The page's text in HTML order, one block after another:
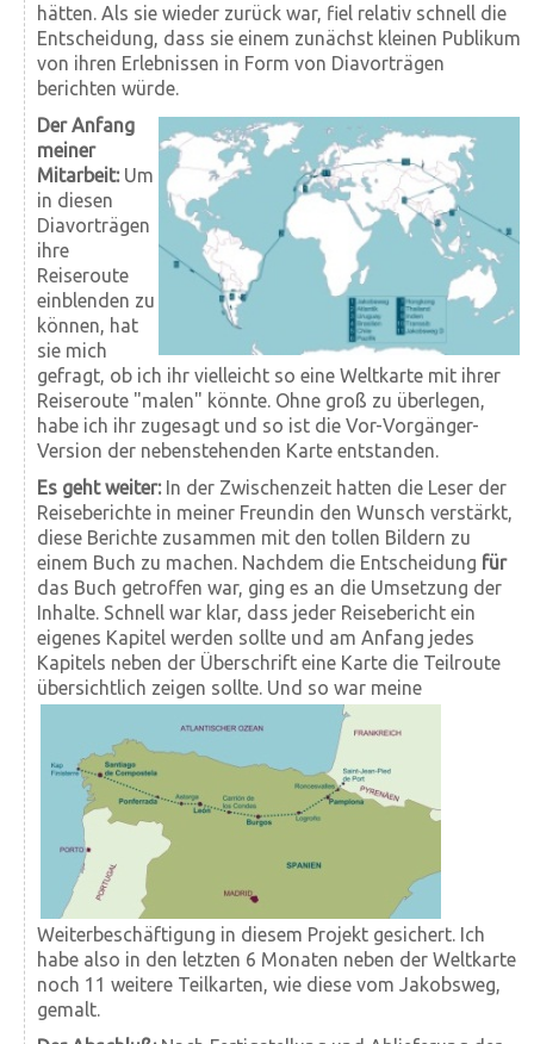
hätten. Als sie wieder zurück war, fiel relativ schnell die
Entscheidung, dass sie einem zunächst kleinen Publikum
von ihren Erlebnissen in Form von Diavorträgen
berichten würde.
Der Anfang
meiner
Mitarbeit:Um
in diesen
Diavorträgen
ihre
Reiseroute
einblenden zu
können, hat
sie mich
gefragt, ob ich ihr vielleicht so eine Weltkarte mit ihrer
Reiseroute "malen" könnte. Ohne groß zu überlegen,
habe ich ihr zugesagt und so ist die Vor-Vorgänger-
Version der nebenstehenden Karte entstanden.
Es geht weiter:In der Zwischenzeit hatten die Leser der
Reiseberichte in meiner Freundin den Wunsch verstärkt,
diese Berichte zusammen mit den tollen Bildern zu
einem Buch zu machen. Nachdem die Entscheidung für
das Buch getroffen war, ging es an die Umsetzung der
Inhalte. Schnell war klar, dass jeder Reisebericht ein
eigenes Kapitel werden sollte und am Anfang jedes
Kapitels neben der Überschrift eine Karte die Teilroute
übersichtlich zeigen sollte. Und so war meine
Weiterbeschäftigung in diesem Projekt gesichert. Ich
habe also in den letzten 6 Monaten neben der Weltkarte
noch 11 weitere Teilkarten, wie diese vom Jakobsweg,
gemalt.